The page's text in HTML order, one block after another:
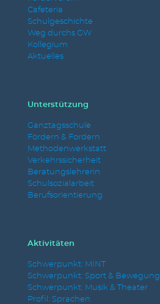
Cafeteria
Schulgeschichte
Weg durchs GW
Kollegium
Aktuelles
Unterstützung
Ganztagsschule
Fördern & Fordern
Methodenwerkstatt
Verkehrssicherheit
Beratungslehrerin
Schulsozialarbeit
Berufsorientierung
Aktivitäten
Schwerpunkt: MINT
Schwerpunkt: Sport & Bewegung
Schwerpunkt: Musik & Theater
Profil: Sprachen